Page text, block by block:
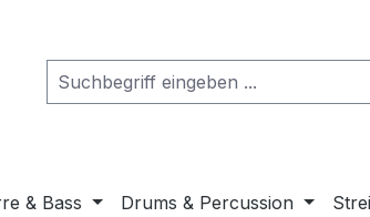
& Bass Drums & Percussion